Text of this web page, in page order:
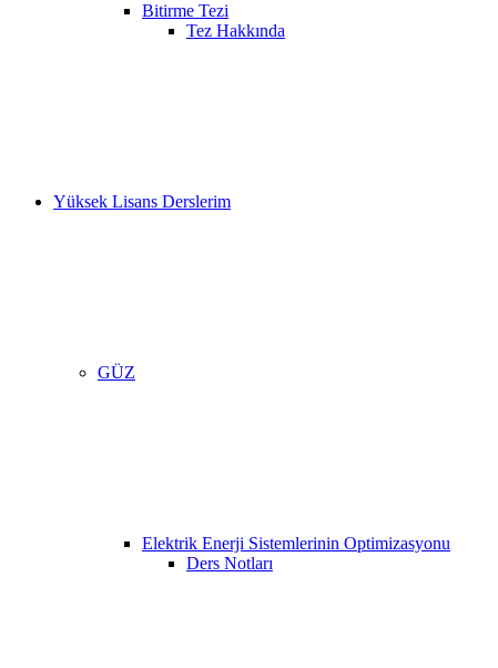
Bitirme Tezi
Tez Hakkında
Yüksek Lisans Derslerim
GÜZ
Elektrik Enerji Sistemlerinin Optimizasyonu
Ders Notları